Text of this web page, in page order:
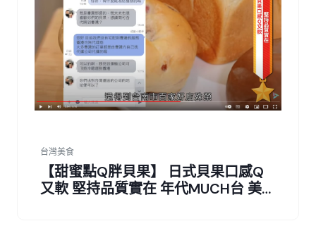
台灣美食
【甜蜜點Q胖貝果】 日式貝果口感Q
又軟 堅持品質實在 年代MUCH台 美的